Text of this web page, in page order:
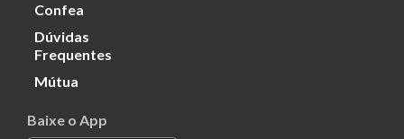
Confea
Dúvidas
Frequentes
Mútua
Baixe o App